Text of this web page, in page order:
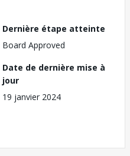
Dernière étape atteinte
Board Approved
Date de dernière mise à
jour
19 janvier 2024